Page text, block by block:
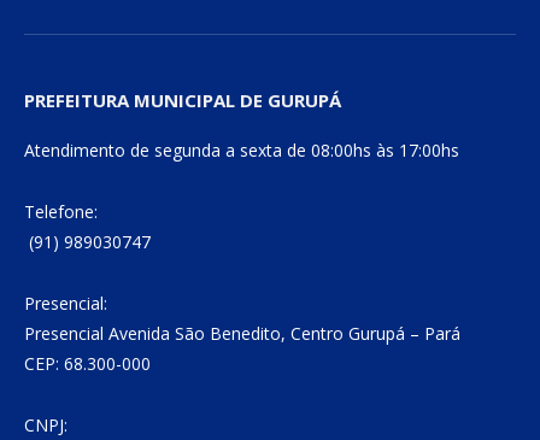
PREFEITURA MUNICIPAL DE GURUPÁ
Atendimento de segunda a sexta de 08:00hs às 17:00hs
Telefone:
(91) 989030747
Presencial:
Presencial Avenida São Benedito, Centro Gurupá – Pará
CEP: 68.300-000
CNPJ: